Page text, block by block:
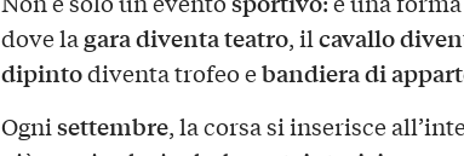
dove la gara diventa teatro, ilcavallo
dipintodiventa trofeo ebandiera di
Ognisettembre, la corsa si inserisce